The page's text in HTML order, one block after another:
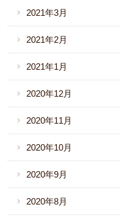
2021年3月
2021年2月
2021年1月
2020年12月
2020年11月
2020年10月
2020年9月
2020年8月